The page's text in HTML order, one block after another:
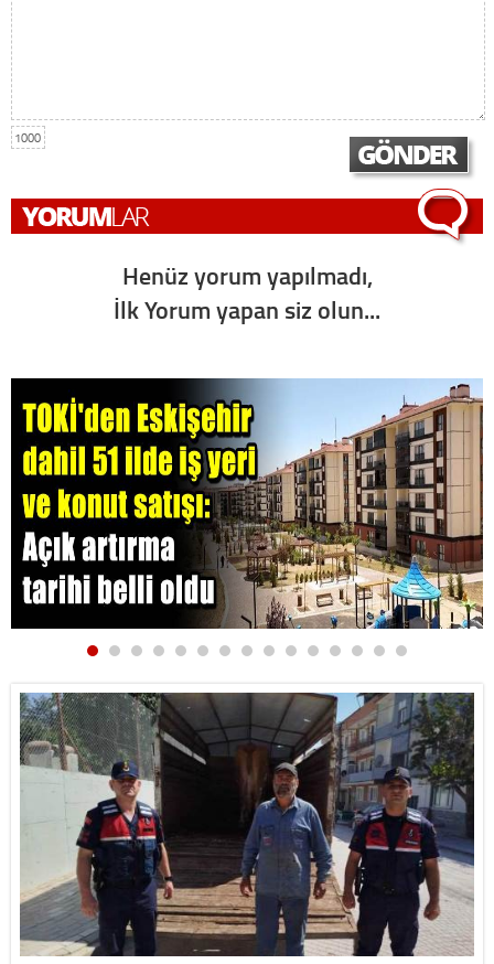
1000
Henüz yorum yapılmadı,
İlk Yorum yapan siz olun...